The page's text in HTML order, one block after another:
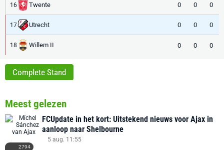
16 Twente 0 0 0
17 Utrecht 0 0 0
18 Willem II 0 0 0
Complete Stand
Meest gelezen
2794
FCUpdate in het kort: Uitstekend nieuws voor Ajax in
aanloop naar Shelbourne
5 aug. 11:55